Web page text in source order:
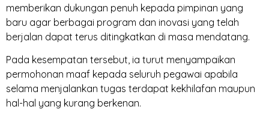
memberikan dukungan penuh kepada pimpinan yang
baru agar berbagai program dan inovasi yang telah
berjalan dapat terus ditingkatkan di masa mendatang.
Pada kesempatan tersebut, ia turut menyampaikan
permohonan maaf kepada seluruh pegawai apabila
selama menjalankan tugas terdapat kekhilafan maupun
hal-hal yang kurang berkenan.